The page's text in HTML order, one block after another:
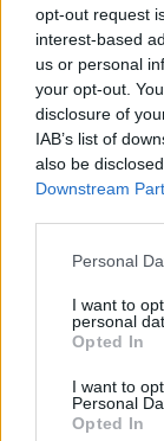
opt-out request
interest-based
us or personal
your opt-out.
disclosure of
IAB’s list of
also be
Downstream
Please note
not limited to
grant or deny
use your data
consent section.
Personal
I want to
personal
Opted In
I want to
Personal
Opted In
Ρεπορτάζ: